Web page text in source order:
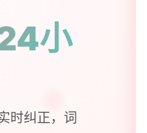
小
时纠正，词